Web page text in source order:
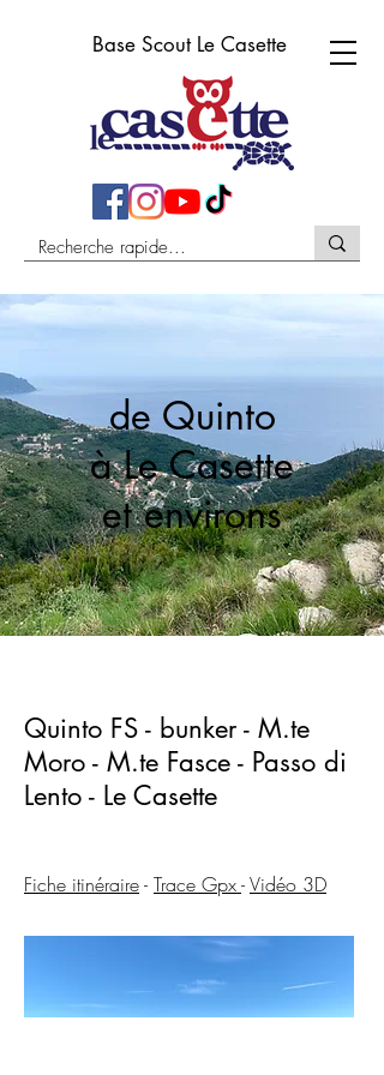
Base Scout Le Casette
de Quinto
à Le Casette
et environs
Quinto FS - bunker - M.te
Moro - M.te Fasce - Passo di
Lento - Le Casette
Fiche itinéraire- Trace Gpx-Vidéo 3D